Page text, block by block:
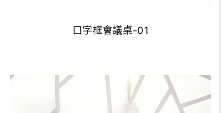
口字框會議桌-01